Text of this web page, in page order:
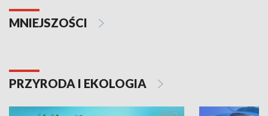
MNIEJSZOŚCI
PRZYRODA I EKOLOGIA